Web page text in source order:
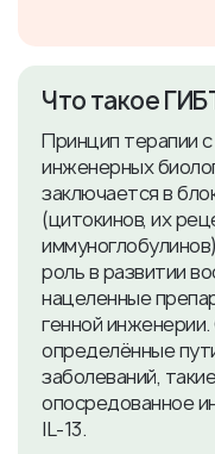
​Что такое
Принцип терапии
инженерных
заключается в
(цитокинов, их
роль в развитии
нацеленные
генной
определённые
заболеваний,
опосредованное
IL‑13.